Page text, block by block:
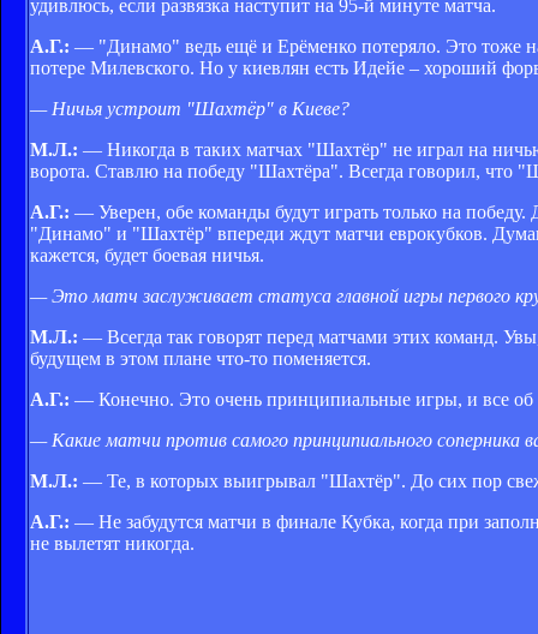
удивлюсь, если развязка наступит на 95-й минуте матча.
А.Г.: — "Динамо" ведь ещё и Ерёменко потеряло. Это тоже
потере Милевского. Но у киевлян есть Идейе – хороший
— Ничья устроит "Шахтёр" в Киеве?
М.Л.: — Никогда в таких матчах "Шахтёр" не играл на
ворота. Ставлю на победу "Шахтёра". Всегда говорил, что
А.Г.: — Уверен, обе команды будут играть только на победу.
"Динамо" и "Шахтёр" впереди ждут матчи еврокубков.
кажется, будет боевая ничья.
— Это матч заслуживает статуса главной игры первого
М.Л.: — Всегда так говорят перед матчами этих команд.
будущем в этом плане что-то поменяется.
А.Г.: — Конечно. Это очень принципиальные игры, и все об
— Какие матчи против самого принципиального соперника
М.Л.: — Те, в которых выигрывал "Шахтёр". До сих пор
А.Г.: — Не забудутся матчи в финале Кубка, когда при
не вылетят никогда.